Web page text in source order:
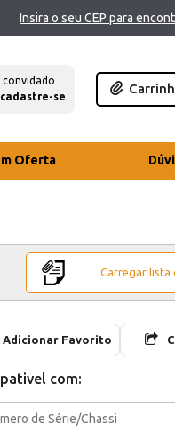
Insira o seu CEP para
convidado
cadastre-se
Oferta
Carregar lista
Adicionar Favorito
com: